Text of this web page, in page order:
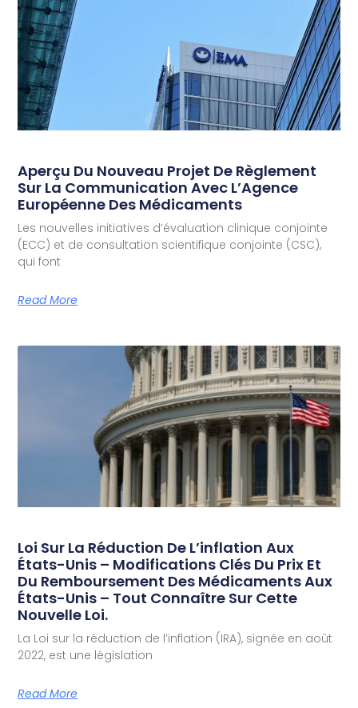
Aperçu Du Nouveau Projet De Règlement
Sur La Communication Avec L’Agence
Européenne Des Médicaments
Les nouvelles initiatives d’évaluation clinique conjointe
(ECC) et de consultation scientifique conjointe (CSC),
qui font
Read More
Loi Sur La Réduction De L’inflation Aux
États-Unis – Modifications Clés Du Prix Et
Du Remboursement Des Médicaments Aux
États-Unis – Tout Connaître Sur Cette
Nouvelle Loi.
La Loi sur la réduction de l’inflation (IRA), signée en août
2022, est une législation
Read More